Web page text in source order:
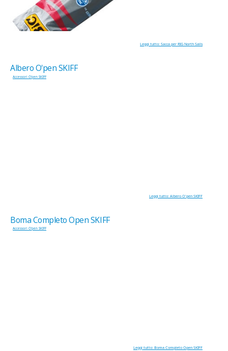
Leggi tutto: Sacca per RIG North Sails
Albero O'pen SKIFF
Accessori O'pen SKIFF
Leggi tutto: Albero O'pen SKIFF
Boma Completo Open SKIFF
Accessori O'pen SKIFF
Leggi tutto: Boma Completo Open SKIFF